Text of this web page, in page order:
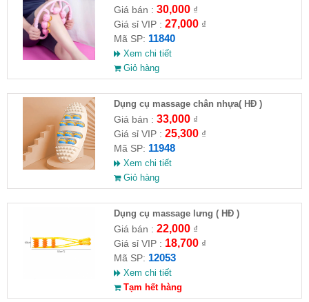
Giá bán : 30,000₫
Giá sỉ VIP : 27,000₫
Mã SP: 11840
Xem chi tiết
Giỏ hàng
Dụng cụ massage chân nhựa( HĐ )
Giá bán : 33,000₫
Giá sỉ VIP : 25,300₫
Mã SP: 11948
Xem chi tiết
Giỏ hàng
Dụng cụ massage lưng ( HĐ )
Giá bán : 22,000₫
Giá sỉ VIP : 18,700₫
Mã SP: 12053
Xem chi tiết
Tạm hết hàng